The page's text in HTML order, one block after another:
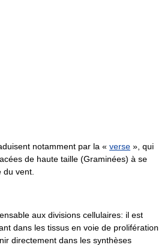
notamment par la « verse », qui
de haute taille (Graminées) à se
du vent.
aux divisions cellulaires: il est
dans les tissus en voie de prolifération
directement dans les synthèses